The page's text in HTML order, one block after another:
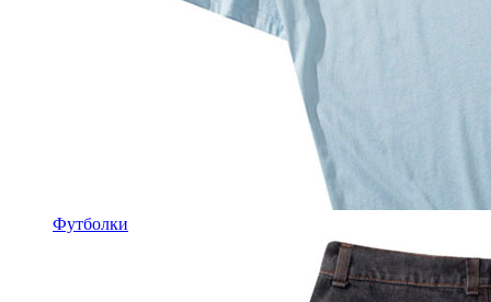
Футболки